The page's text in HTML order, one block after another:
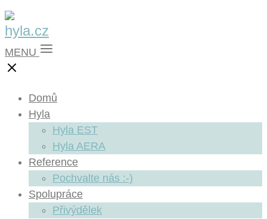
MENU
Domů
Hyla
Hyla EST
Hyla AERA
Reference
Pochvalte nás :-)
Spolupráce
Přivýdělek